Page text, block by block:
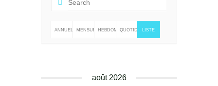
ANNUELLEMENSUELLEHEBDOMADAIREQUOTIDIENNE
LISTE
août 2026